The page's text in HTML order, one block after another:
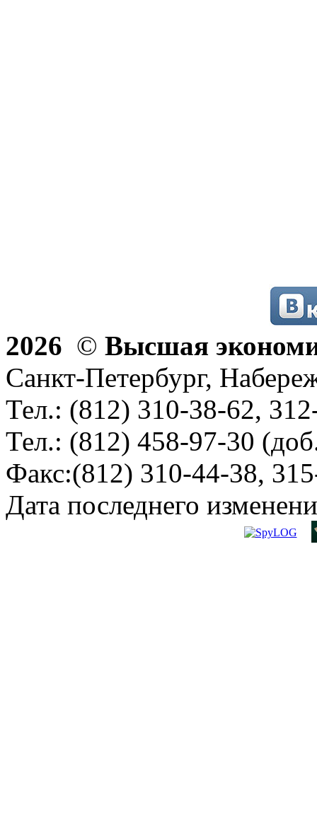
2026 © Высшая
Санкт-Петербург,
Тел.: (812) 310-38-62,
Тел.: (812) 458-97-30
Факс:(812) 310-44-38,
Дата последнего